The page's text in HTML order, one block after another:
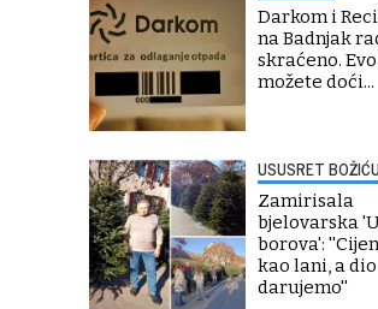
Darkom i
na Badnjak
skraćeno.
možete doći...
USUSRET BOŽIĆU
Zamirisala
bjelovarska
borova':
kao lani, a
darujemo''